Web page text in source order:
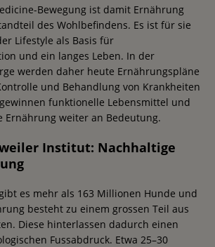
Bewegung ist damit Ernährung
des Wohlbefindens. Es ist für sie
Lifestyle als Basis für
und ein langes Leben. In der
werden daher heute Ernährungspläne
und Behandlung von Krankheiten
funktionelle Lebensmittel und
Ernährung weiter an Bedeutung.
Institut: Nachhaltige
es mehr als 163 Millionen Hunde und
besteht zu einem grossen Teil aus
Diese hinterlassen dadurch einen
Fussabdruck. Etwa 25–30